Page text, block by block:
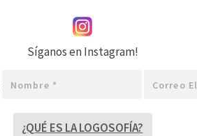
Síganos en Instagram!
¿QUÉ ES LA LOGOSOFÍA?